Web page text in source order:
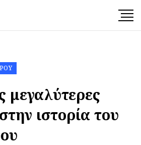
μεγαλύτερες
ιστορία του